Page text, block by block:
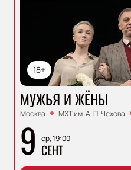
18+
МУЖЬЯ И ЖЁНЫ
Москва МХТ им. А. П. Чехова
9 ср, 19:00
СЕНТ